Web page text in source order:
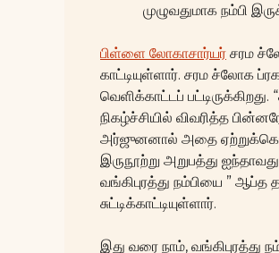
முழுவதுமாக நம்பி
பிள்ளை லோகாசார்யர் சரம
காட்டியுள்ளார். சரம ச்லோக
வெளிக்காட்டப்
நிகழ்ச்சியில் விவரித்த
அர்ஜுனனால் அதை ஏற்றுக்கொள்ள
இருநூற்று அறுபத்து
வங்கிபுரத்து நம்பியை ”
சுட்டிக்காட்டியுள்ளார்.
இது வரை நாம்,